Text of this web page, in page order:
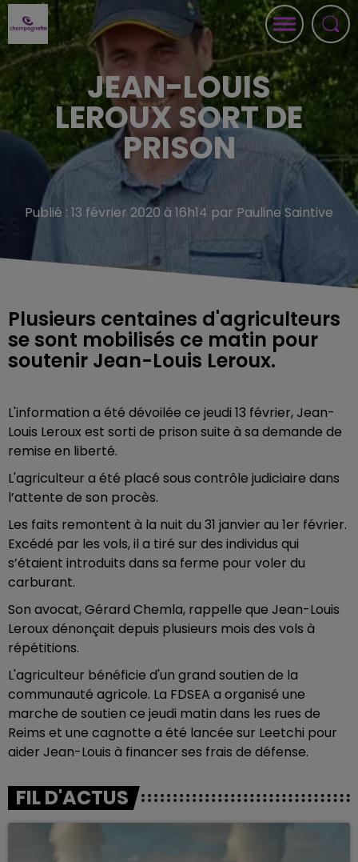
JEAN-LOUIS
LEROUX SORT DE
PRISON
Publié : 13 février 2020 à 16h14 par Pauline Saintive
Plusieurs centaines d'agriculteurs
se sont mobilisés ce matin pour
soutenir Jean-Louis Leroux.
L'information a été dévoilée ce jeudi 13 février, Jean-
Louis Leroux est sorti de prison suite à sa demande de
remise en liberté.
L'agriculteur a été placé sous contrôle judiciaire dans
l’attente de son procès.
Les faits remontent à la nuit du 31 janvier au 1er février.
Excédé par les vols, il a tiré sur des individus qui
s’étaient introduits dans sa ferme pour voler du
carburant.
Son avocat, Gérard Chemla, rappelle que Jean-Louis
Leroux dénonçait depuis plusieurs mois des vols à
répétitions.
L'agriculteur bénéficie d'un grand soutien de la
communauté agricole. La FDSEA a organisé une
marche de soutien ce jeudi matin dans les rues de
Reims et une cagnotte a été lancée sur Leetchi pour
aider Jean-Louis à financer ses frais de défense.
FIL D'ACTUS